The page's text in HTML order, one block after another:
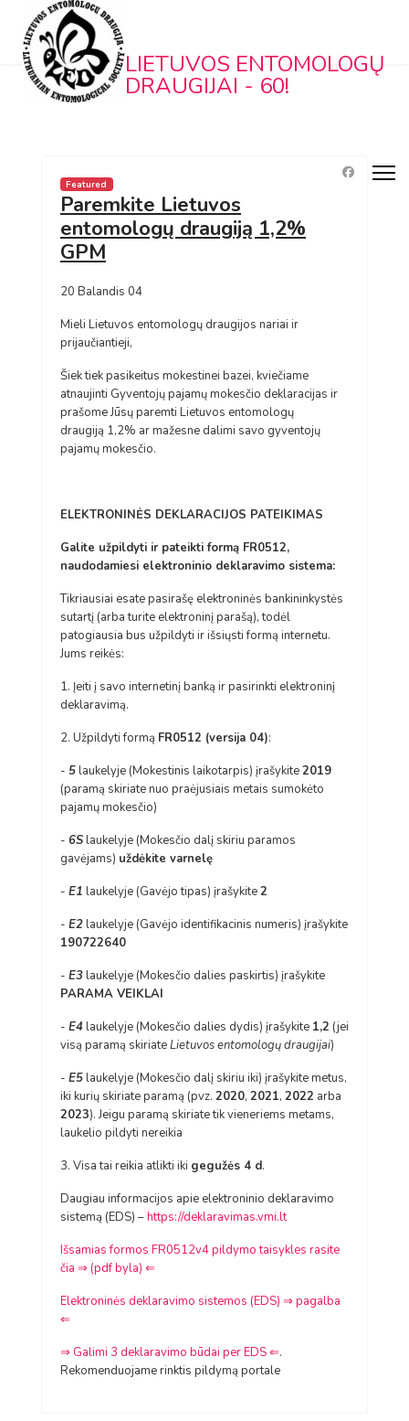
LIETUVOS ENTOMOLOGŲ
DRAUGIJAI - 60!
Featured
Paremkite Lietuvos
entomologų draugiją 1,2%
GPM
20 Balandis 04
Mieli Lietuvos entomologų draugijos nariai ir
prijaučiantieji,
Šiek tiek pasikeitus mokestinei bazei, kviečiame
atnaujinti Gyventojų pajamų mokesčio deklaracijas ir
prašome Jūsų paremti Lietuvos entomologų
draugiją 1,2% ar mažesne dalimi savo gyventojų
pajamų mokesčio.
ELEKTRONINĖS DEKLARACIJOS PATEIKIMAS
Galite užpildyti ir pateikti formą FR0512,
naudodamiesi elektroninio deklaravimo sistema:
Tikriausiai esate pasirašę elektroninės bankininkystės
sutartį (arba turite elektroninį parašą), todėl
patogiausia bus užpildyti ir išsiųsti formą internetu.
Jums reikės:
1. Įeiti į savo internetinį banką ir pasirinkti elektroninį
deklaravimą.
2. Užpildyti formą FR0512 (versija 04):
- 5laukelyje (Mokestinis laikotarpis) įrašykite2019
(paramą skiriate nuo praėjusiais metais sumokėto
pajamų mokesčio)
- 6Slaukelyje (Mokesčio dalį skiriu paramos
gavėjams) uždėkite varnelę
- E1 laukelyje (Gavėjo tipas) įrašykite2
- E2laukelyje (Gavėjo identifikacinis numeris) įrašykite
190722640
- E3laukelyje (Mokesčio dalies paskirtis) įrašykite
PARAMA VEIKLAI
- E4laukelyje (Mokesčio dalies dydis) įrašykite 1,2 (jei
visą paramą skiriateLietuvos entomologų draugijai)
- E5laukelyje (Mokesčio dalį skiriu iki) įrašykite metus,
iki kurių skiriate paramą (pvz. 2020, 2021, 2022 arba
2023). Jeigu paramą skiriate tik vieneriems metams,
laukelio pildyti nereikia
3. Visa tai reikia atlikti iki gegužės 4 d.
Daugiau informacijos apie elektroninio deklaravimo
sistemą (EDS) –https://deklaravimas.vmi.lt
Išsamias formos FR0512v4 pildymo taisykles rasite
čia ⇒ (pdf byla) ⇐
Elektroninės deklaravimo sistemos (EDS) ⇒ pagalba
⇐
⇒ Galimi 3 deklaravimo būdai per EDS ⇐.
Rekomenduojame rinktis pildymą portale